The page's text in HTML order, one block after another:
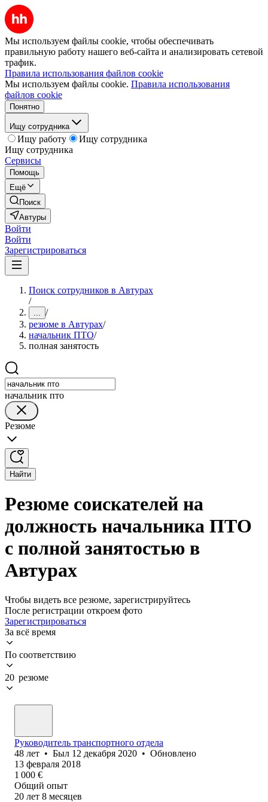
Мы используем файлы cookie, чтобы обеспечивать
правильную работу нашего веб-сайта и анализировать сетевой
трафик.
Правила использования файлов cookie
Мы используем файлы cookie. Правила использования
файлов cookie
Понятно
Ищу сотрудника
Ищу работу
Ищу сотрудника
Ищу сотрудника
Сервисы
Помощь
Ещё
Поиск
Автуры
Войти
Войти
Зарегистрироваться
Поиск сотрудников в Автурах
/
... /
резюме в Автурах/
начальник ПТО/
полная занятость
начальник пто
Резюме
Найти
Резюме соискателей на
должность начальника ПТО
с полной занятостью в
Автурах
Чтобы видеть все резюме, зарегистрируйтесь
После регистрации откроем фото
Зарегистрироваться
За всё время
По соответствию
20 резюме
Руководитель транспортного отдела
48 лет • Был 12 декабря 2020 • Обновлено
13 февраля 2018
1 000 €
Общий опыт
20 лет 8 месяцев